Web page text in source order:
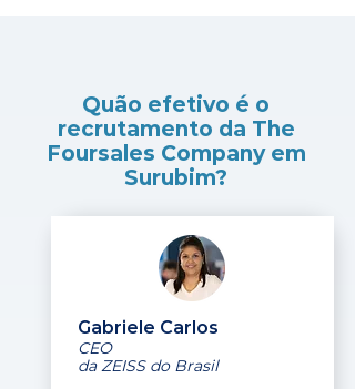
Quão efetivo é o
recrutamento da The
Foursales Company em
Surubim?
Gabriele Carlos
CEO
da ZEISS do Brasil